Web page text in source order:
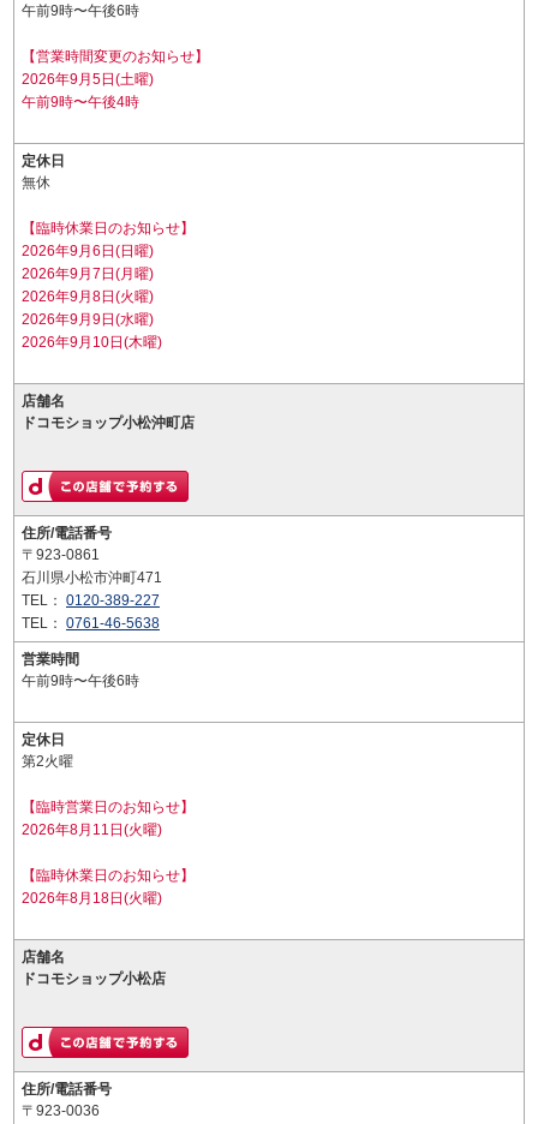
午前9時〜午後6時
【営業時間変更のお知らせ】
2026年9月5日(土曜)
午前9時〜午後4時
定休日
無休
【臨時休業日のお知らせ】
2026年9月6日(日曜)
2026年9月7日(月曜)
2026年9月8日(火曜)
2026年9月9日(水曜)
2026年9月10日(木曜)
店舗名
ドコモショップ小松沖町店
住所/電話番号
〒923-0861
石川県小松市沖町471
TEL： 0120-389-227
TEL： 0761-46-5638
営業時間
午前9時〜午後6時
定休日
第2火曜
【臨時営業日のお知らせ】
2026年8月11日(火曜)
【臨時休業日のお知らせ】
2026年8月18日(火曜)
店舗名
ドコモショップ小松店
住所/電話番号
〒923-0036